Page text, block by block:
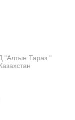
"Алтын Тараз "